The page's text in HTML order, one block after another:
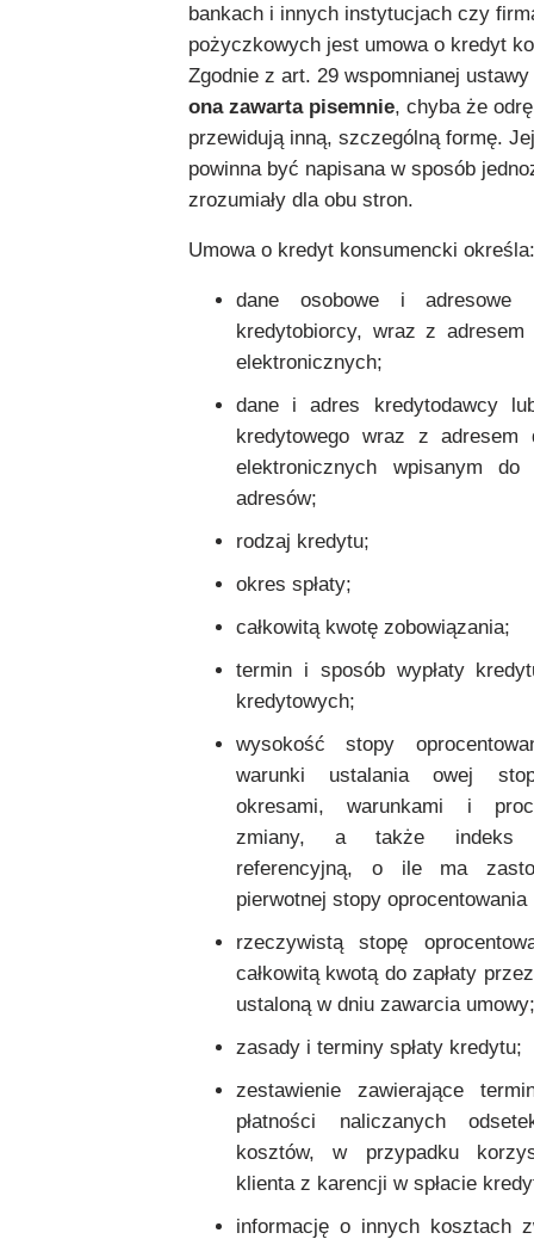
bankach i innych instytucjach czy
pożyczkowych jest umowa o kredyt
Zgodnie z art. 29 wspomnianej ustawy
ona zawarta pisemnie, chyba że
przewidują inną, szczególną formę.
powinna być napisana w sposób
zrozumiały dla obu stron.
Umowa o kredyt konsumencki określa:
dane osobowe i adresowe
kredytobiorcy, wraz z adresem
elektronicznych;
dane i adres kredytodawcy
kredytowego wraz z adresem
elektronicznych wpisanym
adresów;
rodzaj kredytu;
okres spłaty;
całkowitą kwotę zobowiązania;
termin i sposób wypłaty
kredytowych;
wysokość stopy
warunki ustalania owej
okresami, warunkami i
zmiany, a także indeks
referencyjną, o ile ma
pierwotnej stopy oprocentowania
rzeczywistą stopę
całkowitą kwotą do zapłaty
ustaloną w dniu zawarcia umowy;
zasady i terminy spłaty kredytu;
zestawienie zawierające
płatności naliczanych
kosztów, w przypadku
klienta z karencji w spłacie
informację o innych kosztach